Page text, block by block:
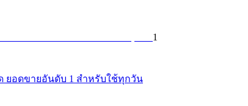
1
ดด ยอดขายอันดับ 1 สำหรับใช้ทุกวัน